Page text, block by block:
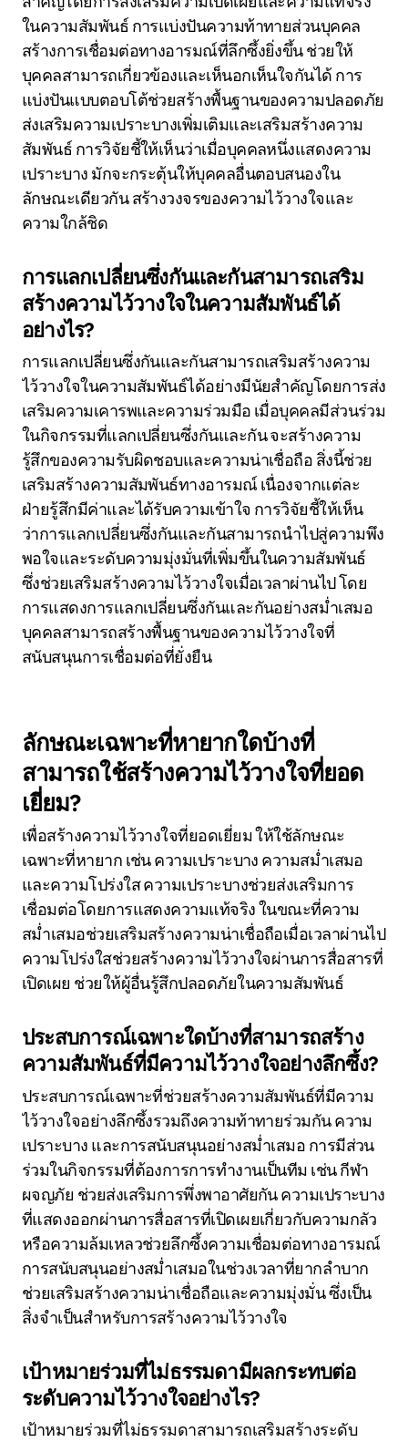
ในความสัมพันธ์ การแบ่งปันความท้าทายส่วนบุคคล
สร้างการเชื่อมต่อทางอารมณ์ที่ลึกซึ้งยิ่งขึ้น ช่วยให้
บุคคลสามารถเกี่ยวข้องและเห็นอกเห็นใจกันได้ การ
แบ่งปันแบบตอบโต้ช่วยสร้างพื้นฐานของความปลอดภัย
ส่งเสริมความเปราะบางเพิ่มเติมและเสริมสร้างความ
สัมพันธ์ การวิจัยชี้ให้เห็นว่าเมื่อบุคคลหนึ่งแสดงความ
เปราะบาง มักจะกระตุ้นให้บุคคลอื่นตอบสนองใน
ลักษณะเดียวกัน สร้างวงจรของความไว้วางใจและ
ความใกล้ชิด
การแลกเปลี่ยนซึ่งกันและกันสามารถเสริม
สร้างความไว้วางใจในความสัมพันธ์ได้
อย่างไร?
การแลกเปลี่ยนซึ่งกันและกันสามารถเสริมสร้างความ
ไว้วางใจในความสัมพันธ์ได้อย่างมีนัยสำคัญโดยการส่ง
เสริมความเคารพและความร่วมมือ เมื่อบุคคลมีส่วนร่วม
ในกิจกรรมที่แลกเปลี่ยนซึ่งกันและกัน จะสร้างความ
รู้สึกของความรับผิดชอบและความน่าเชื่อถือ สิ่งนี้ช่วย
เสริมสร้างความสัมพันธ์ทางอารมณ์ เนื่องจากแต่ละ
ฝ่ายรู้สึกมีค่าและได้รับความเข้าใจ การวิจัยชี้ให้เห็น
ว่าการแลกเปลี่ยนซึ่งกันและกันสามารถนำไปสู่ความพึง
พอใจและระดับความมุ่งมั่นที่เพิ่มขึ้นในความสัมพันธ์
ซึ่งช่วยเสริมสร้างความไว้วางใจเมื่อเวลาผ่านไป โดย
การแสดงการแลกเปลี่ยนซึ่งกันและกันอย่างสม่ำเสมอ
บุคคลสามารถสร้างพื้นฐานของความไว้วางใจที่
สนับสนุนการเชื่อมต่อที่ยั่งยืน
ลักษณะเฉพาะที่หายากใดบ้างที่
สามารถใช้สร้างความไว้วางใจที่ยอด
เยี่ยม?
เพื่อสร้างความไว้วางใจที่ยอดเยี่ยม ให้ใช้ลักษณะ
เฉพาะที่หายาก เช่น ความเปราะบาง ความสม่ำเสมอ
และความโปร่งใส ความเปราะบางช่วยส่งเสริมการ
เชื่อมต่อโดยการแสดงความแท้จริง ในขณะที่ความ
สม่ำเสมอช่วยเสริมสร้างความน่าเชื่อถือเมื่อเวลาผ่านไป
ความโปร่งใสช่วยสร้างความไว้วางใจผ่านการสื่อสารที่
เปิดเผย ช่วยให้ผู้อื่นรู้สึกปลอดภัยในความสัมพันธ์
ประสบการณ์เฉพาะใดบ้างที่สามารถสร้าง
ความสัมพันธ์ที่มีความไว้วางใจอย่างลึกซึ้ง?
ประสบการณ์เฉพาะที่ช่วยสร้างความสัมพันธ์ที่มีความ
ไว้วางใจอย่างลึกซึ้งรวมถึงความท้าทายร่วมกัน ความ
เปราะบาง และการสนับสนุนอย่างสม่ำเสมอ การมีส่วน
ร่วมในกิจกรรมที่ต้องการการทำงานเป็นทีม เช่น กีฬา
ผจญภัย ช่วยส่งเสริมการพึ่งพาอาศัยกัน ความเปราะบาง
ที่แสดงออกผ่านการสื่อสารที่เปิดเผยเกี่ยวกับความกลัว
หรือความล้มเหลวช่วยลึกซึ้งความเชื่อมต่อทางอารมณ์
การสนับสนุนอย่างสม่ำเสมอในช่วงเวลาที่ยากลำบาก
ช่วยเสริมสร้างความน่าเชื่อถือและความมุ่งมั่น ซึ่งเป็น
สิ่งจำเป็นสำหรับการสร้างความไว้วางใจ
เป้าหมายร่วมที่ไม่ธรรมดามีผลกระทบต่อ
ระดับความไว้วางใจอย่างไร?
เป้าหมายร่วมที่ไม่ธรรมดาสามารถเสริมสร้างระดับ